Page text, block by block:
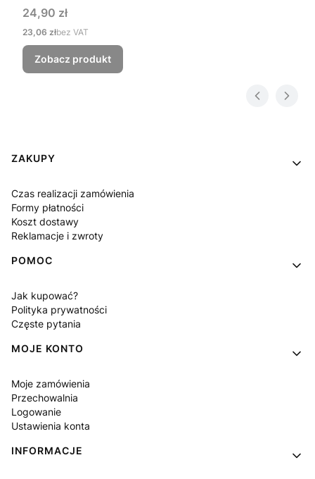
Cena
24,90 zł
Cena
23,06 złbez VAT
Zobacz produkt
Linki w stopce
ZAKUPY
Czas realizacji zamówienia
Formy płatności
Koszt dostawy
Reklamacje i zwroty
POMOC
Jak kupować?
Polityka prywatności
Częste pytania
MOJE KONTO
Moje zamówienia
Przechowalnia
Logowanie
Ustawienia konta
INFORMACJE